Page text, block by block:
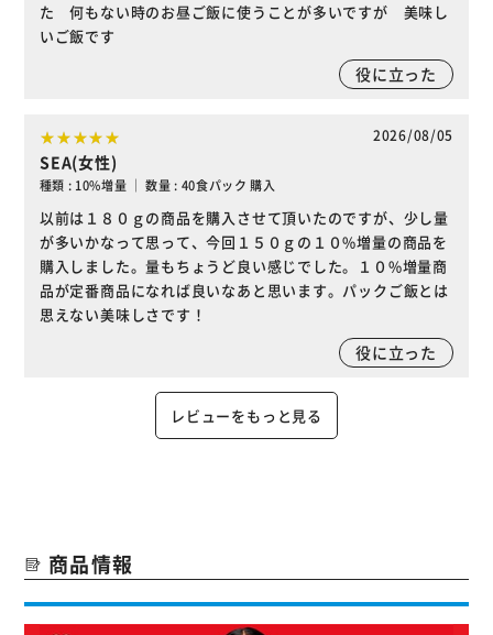
た 何もない時のお昼ご飯に使うことが多いですが 美味し
いご飯です
役に立った
2026/08/05
SEA(女性)
種類 : 10%増量 ｜ 数量 : 40食パック 購入
以前は１８０ｇの商品を購入させて頂いたのですが、少し量
が多いかなって思って、今回１５０ｇの１０%増量の商品を
購入しました。量もちょうど良い感じでした。１０%増量商
品が定番商品になれば良いなあと思います。パックご飯とは
思えない美味しさです！
役に立った
レビューをもっと見る
商品情報